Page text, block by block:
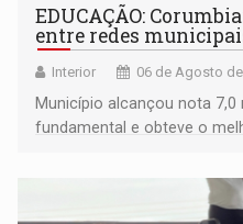
EDUCAÇÃO:
entre redes
Interior 06 de Agosto
Município alcançou nota
fundamental e obteve o